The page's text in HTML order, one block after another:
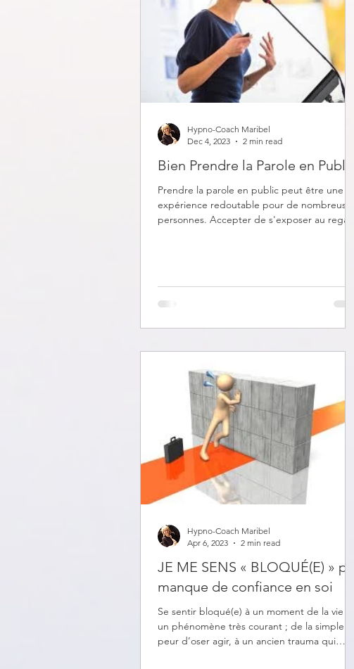
Bien Prendre la Parole en Public
Prendre la parole en public peut être une
expérience redoutable pour de nombreuses
personnes. Accepter de s'exposer au regard
Hypno-Coach Maribel
Dec 4, 2023
2 min read
JE ME SENS « BLOQUÉ(E) » par
manque de confiance en soi
Se sentir bloqué(e) à un moment de la vie est
un phénomène très courant ; de la simple
peur d’oser agir, à un ancien trauma qui
Hypno-Coach Maribel
Apr 6, 2023
2 min read